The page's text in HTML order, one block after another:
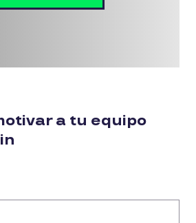
a tu equipo